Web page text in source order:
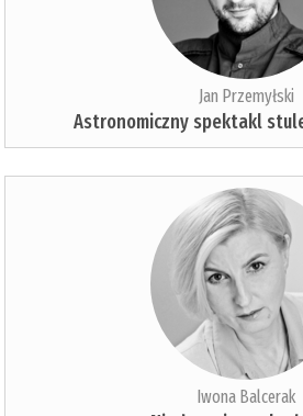
Jan Przemyłski
Astronomiczny spektakl
Iwona Balcerak